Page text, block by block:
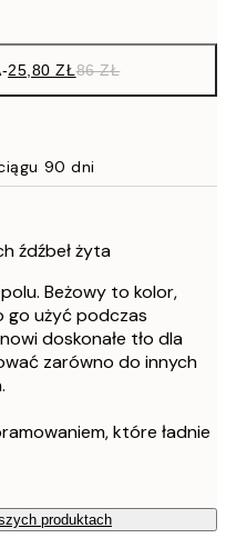
-25,80 ZŁ86 ZŁ
90 dni
źdźbeł żyta
Beżowy to kolor,
go użyć podczas
doskonałe tło dla
zarówno do innych
które ładnie
produktach